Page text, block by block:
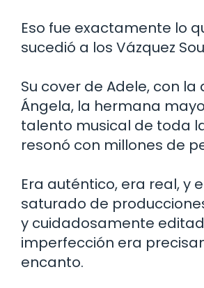
Eso fue exactamente lo
sucedió a los Vázquez
Su cover de Adele, con la
Ángela, la hermana
talento musical de toda
resonó con millones de
Era auténtico, era real, y
saturado de
y cuidadosamente
imperfección era
encanto.